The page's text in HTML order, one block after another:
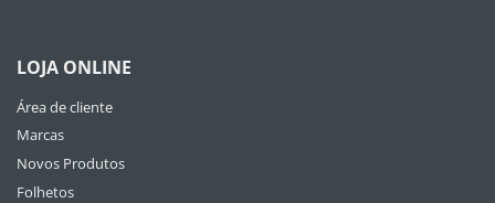
LOJA ONLINE
Área de cliente
Marcas
Novos Produtos
Folhetos